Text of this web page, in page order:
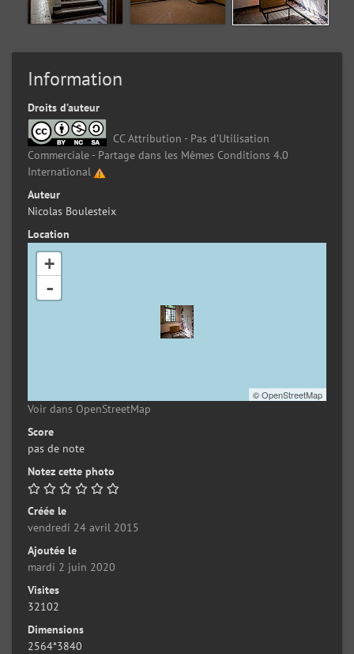
Information
Droits d’auteur
CC Attribution - Pas d’Utilisation
Commerciale - Partage dans les Mêmes Conditions 4.0
International
Auteur
Nicolas Boulesteix
Location
+
-
©OpenStreetMap
Voir dans OpenStreetMap
Score
pas de note
Notez cette photo
Créée le
vendredi 24 avril 2015
Ajoutée le
mardi 2 juin 2020
Visites
32102
Dimensions
2564*3840